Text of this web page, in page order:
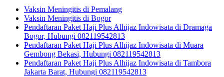
Vaksin Meningitis di Pemalang
Vaksin Meningitis di Bogor
Pendaftaran Paket Haji Plus Alhijaz Indowisata di Dramaga
Bogor, Hubungi 082119542813
Pendaftaran Paket Haji Plus Alhijaz Indowisata di Muara
Gembong Bekasi, Hubungi 082119542813
Pendaftaran Paket Haji Plus Alhijaz Indowisata di Tambora
Jakarta Barat, Hubungi 082119542813